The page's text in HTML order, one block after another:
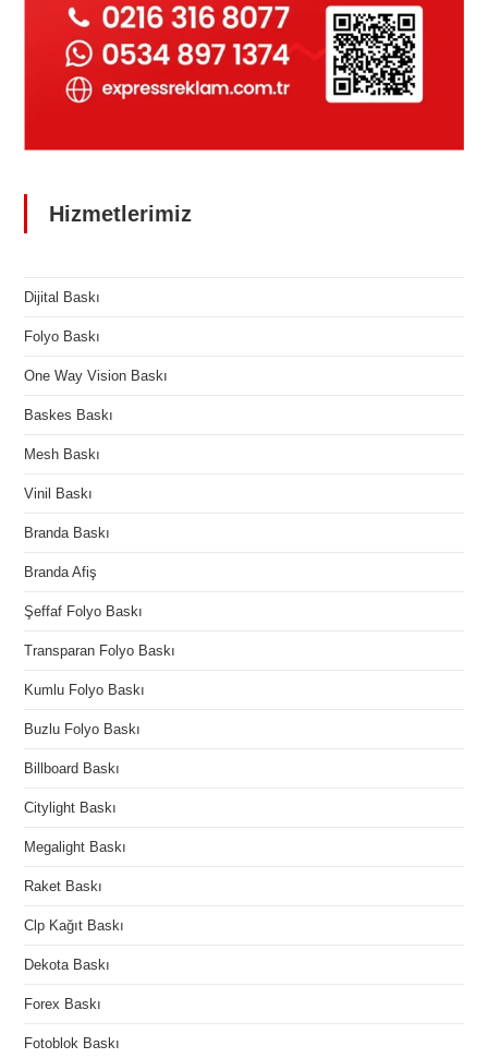
Hizmetlerimiz
Dijital Baskı
Folyo Baskı
One Way Vision Baskı
Baskes Baskı
Mesh Baskı
Vinil Baskı
Branda Baskı
Branda Afiş
Şeffaf Folyo Baskı
Transparan Folyo Baskı
Kumlu Folyo Baskı
Buzlu Folyo Baskı
Billboard Baskı
Citylight Baskı
Megalight Baskı
Raket Baskı
Clp Kağıt Baskı
Dekota Baskı
Forex Baskı
Fotoblok Baskı